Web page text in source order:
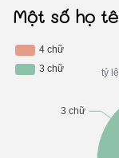
Một số họ